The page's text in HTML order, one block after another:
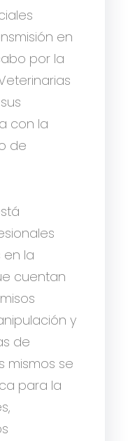
en
por la
con la
de
la
cuentan
y
de
mismos se
para la